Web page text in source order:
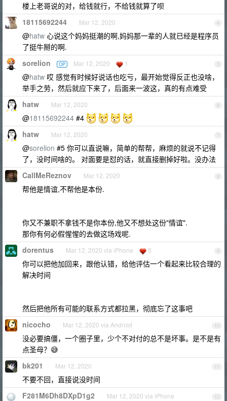
楼上老哥说的对，给钱就行，不给钱就算了呗
4
18115692244 Mar 12, 2020
@hatw 心说这个妈妈挺潮的啊,妈妈那一辈的人就已经是程序员
了挺牛掰的啊.
5
sorelion OP Mar 12, 2020 1
@hatw 哎 感觉有时候好说话也吃亏，最开始觉得反正也没啥，
举手之劳，然后就应下来了，后面来一波这，真的有点难受
6
hatw Mar 12, 2020
@18115692244 #4
7
hatw Mar 12, 2020
@sorelion #5 你可以直说嘛，简单的帮帮，麻烦的就说不记得
了，没时间啥的。 对面要是怼的话，就直接删掉好啦。没办法
8
CallMeReznov Mar 12, 2020
帮他是情谊,不帮他是本份.
你又不兼职不拿钱不是你本份,他又不想处这份"情谊".
那你有何必假惺惺的去做这场戏呢.
9
dorentus Mar 12, 2020 via iPhone 5
你可以把他加回来，跟他认错，给他评估一个看起来比较合理的
解决时间
然后把他所有可能的联系方式都拉黑，彻底忘了这事吧
10
nicocho Mar 12, 2020 via Android
没必要搞僵，一个圈子里，少个不对付的总不是坏事。是不是有
点圣母？😅
11
bk201 Mar 12, 2020
不要不回，直接说没时间
12
F281M6Dh8DXpD1g2 Mar 12, 2020 via iPhone